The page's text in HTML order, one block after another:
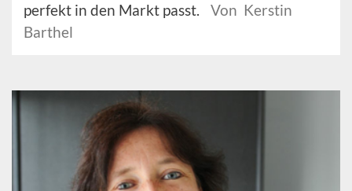
perfekt in den Markt passt.
Von Kerstin
Barthel